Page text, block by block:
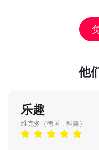
他
乐趣
维克多（德国，科隆）